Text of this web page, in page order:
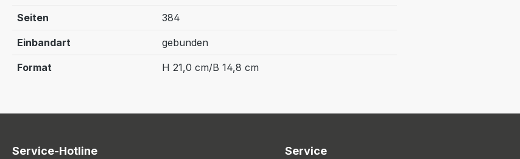
Seiten 384
Einbandart gebunden
Format H 21,0 cm/B 14,8 cm
Service-Hotline Service